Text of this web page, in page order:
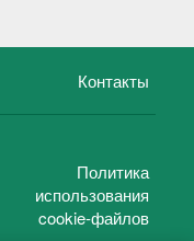
Контакты
Политика
использования
cookie-файлов